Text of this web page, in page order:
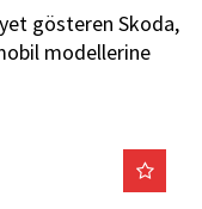
gösteren Skoda,
modellerine